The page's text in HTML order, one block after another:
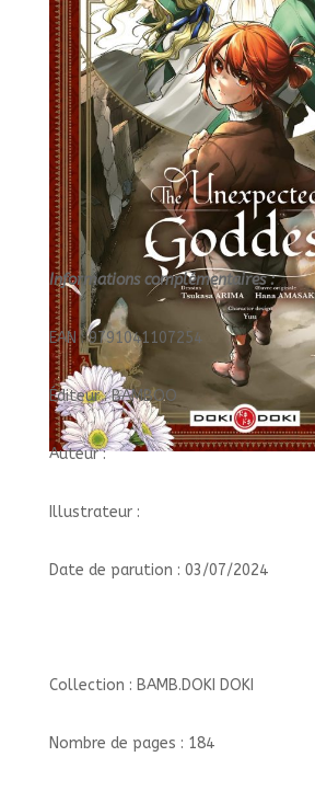
Informations complémentaires :
EAN : 9791041107254
Éditeur : BAMBOO
Auteur :
Illustrateur :
Date de parution : 03/07/2024
Collection : BAMB.DOKI DOKI
Nombre de pages : 184